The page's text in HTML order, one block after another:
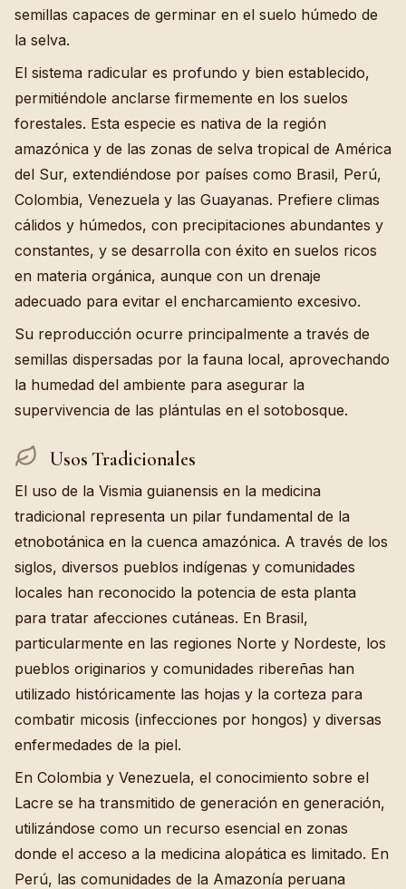
semillas capaces de germinar en el suelo húmedo de
la selva.
El sistema radicular es profundo y bien establecido,
permitiéndole anclarse firmemente en los suelos
forestales. Esta especie es nativa de la región
amazónica y de las zonas de selva tropical de América
del Sur, extendiéndose por países como Brasil, Perú,
Colombia, Venezuela y las Guayanas. Prefiere climas
cálidos y húmedos, con precipitaciones abundantes y
constantes, y se desarrolla con éxito en suelos ricos
en materia orgánica, aunque con un drenaje
adecuado para evitar el encharcamiento excesivo.
Su reproducción ocurre principalmente a través de
semillas dispersadas por la fauna local, aprovechando
la humedad del ambiente para asegurar la
supervivencia de las plántulas en el sotobosque.
Usos Tradicionales
El uso de la Vismia guianensis en la medicina
tradicional representa un pilar fundamental de la
etnobotánica en la cuenca amazónica. A través de los
siglos, diversos pueblos indígenas y comunidades
locales han reconocido la potencia de esta planta
para tratar afecciones cutáneas. En Brasil,
particularmente en las regiones Norte y Nordeste, los
pueblos originarios y comunidades ribereñas han
utilizado históricamente las hojas y la corteza para
combatir micosis (infecciones por hongos) y diversas
enfermedades de la piel.
En Colombia y Venezuela, el conocimiento sobre el
Lacre se ha transmitido de generación en generación,
utilizándose como un recurso esencial en zonas
donde el acceso a la medicina alopática es limitado. En
Perú, las comunidades de la Amazonía peruana